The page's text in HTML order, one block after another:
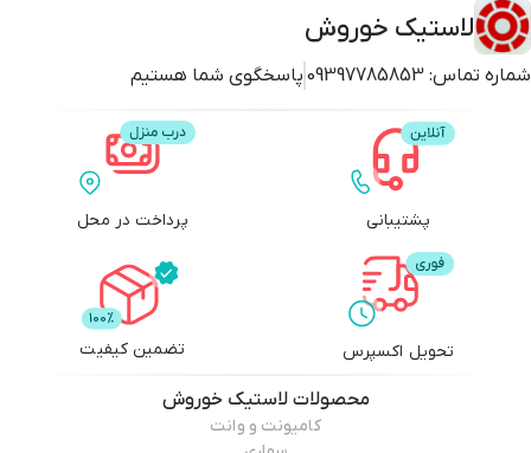
جاده در کلیه مسیرها و مانورها می گردد.
لاستیک خوروش
شماره تماس: 09397785853 پاسخگوی شما هستیم
پشتیبانی پرداخت در محل
تحویل اکسپرس تضمین کیفیت
محصولاتلاستیک خوروش
کامیونت و وانت